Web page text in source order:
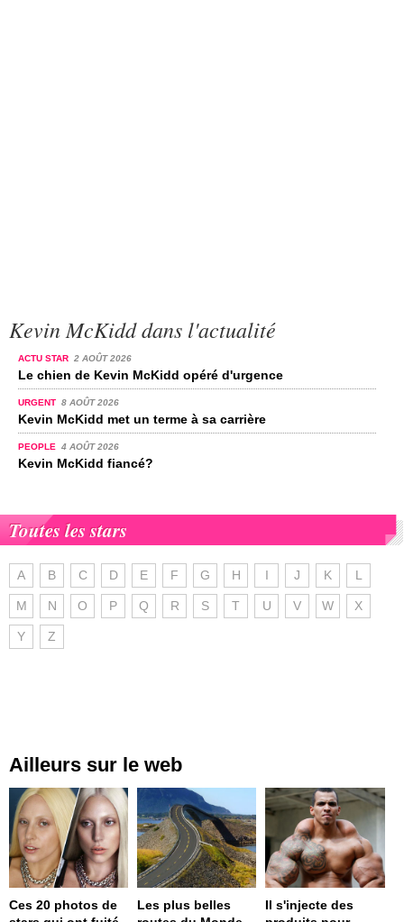
Kevin McKidd dans l'actualité
ACTU STAR 2 AOÛT 2026
Le chien de Kevin McKidd opéré d'urgence
URGENT 8 AOÛT 2026
Kevin McKidd met un terme à sa carrière
PEOPLE 4 AOÛT 2026
Kevin McKidd fiancé?
Toutes les stars
A B C D E F G H I J K L
M N O P Q R S T U V W X
Y Z
Ailleurs sur le web
Ces 20 photos de
Les plus belles
Il s'injecte des